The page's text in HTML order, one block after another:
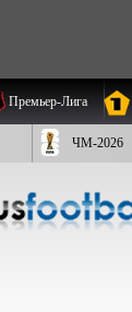
Премьер-Лига
ЧМ-2026